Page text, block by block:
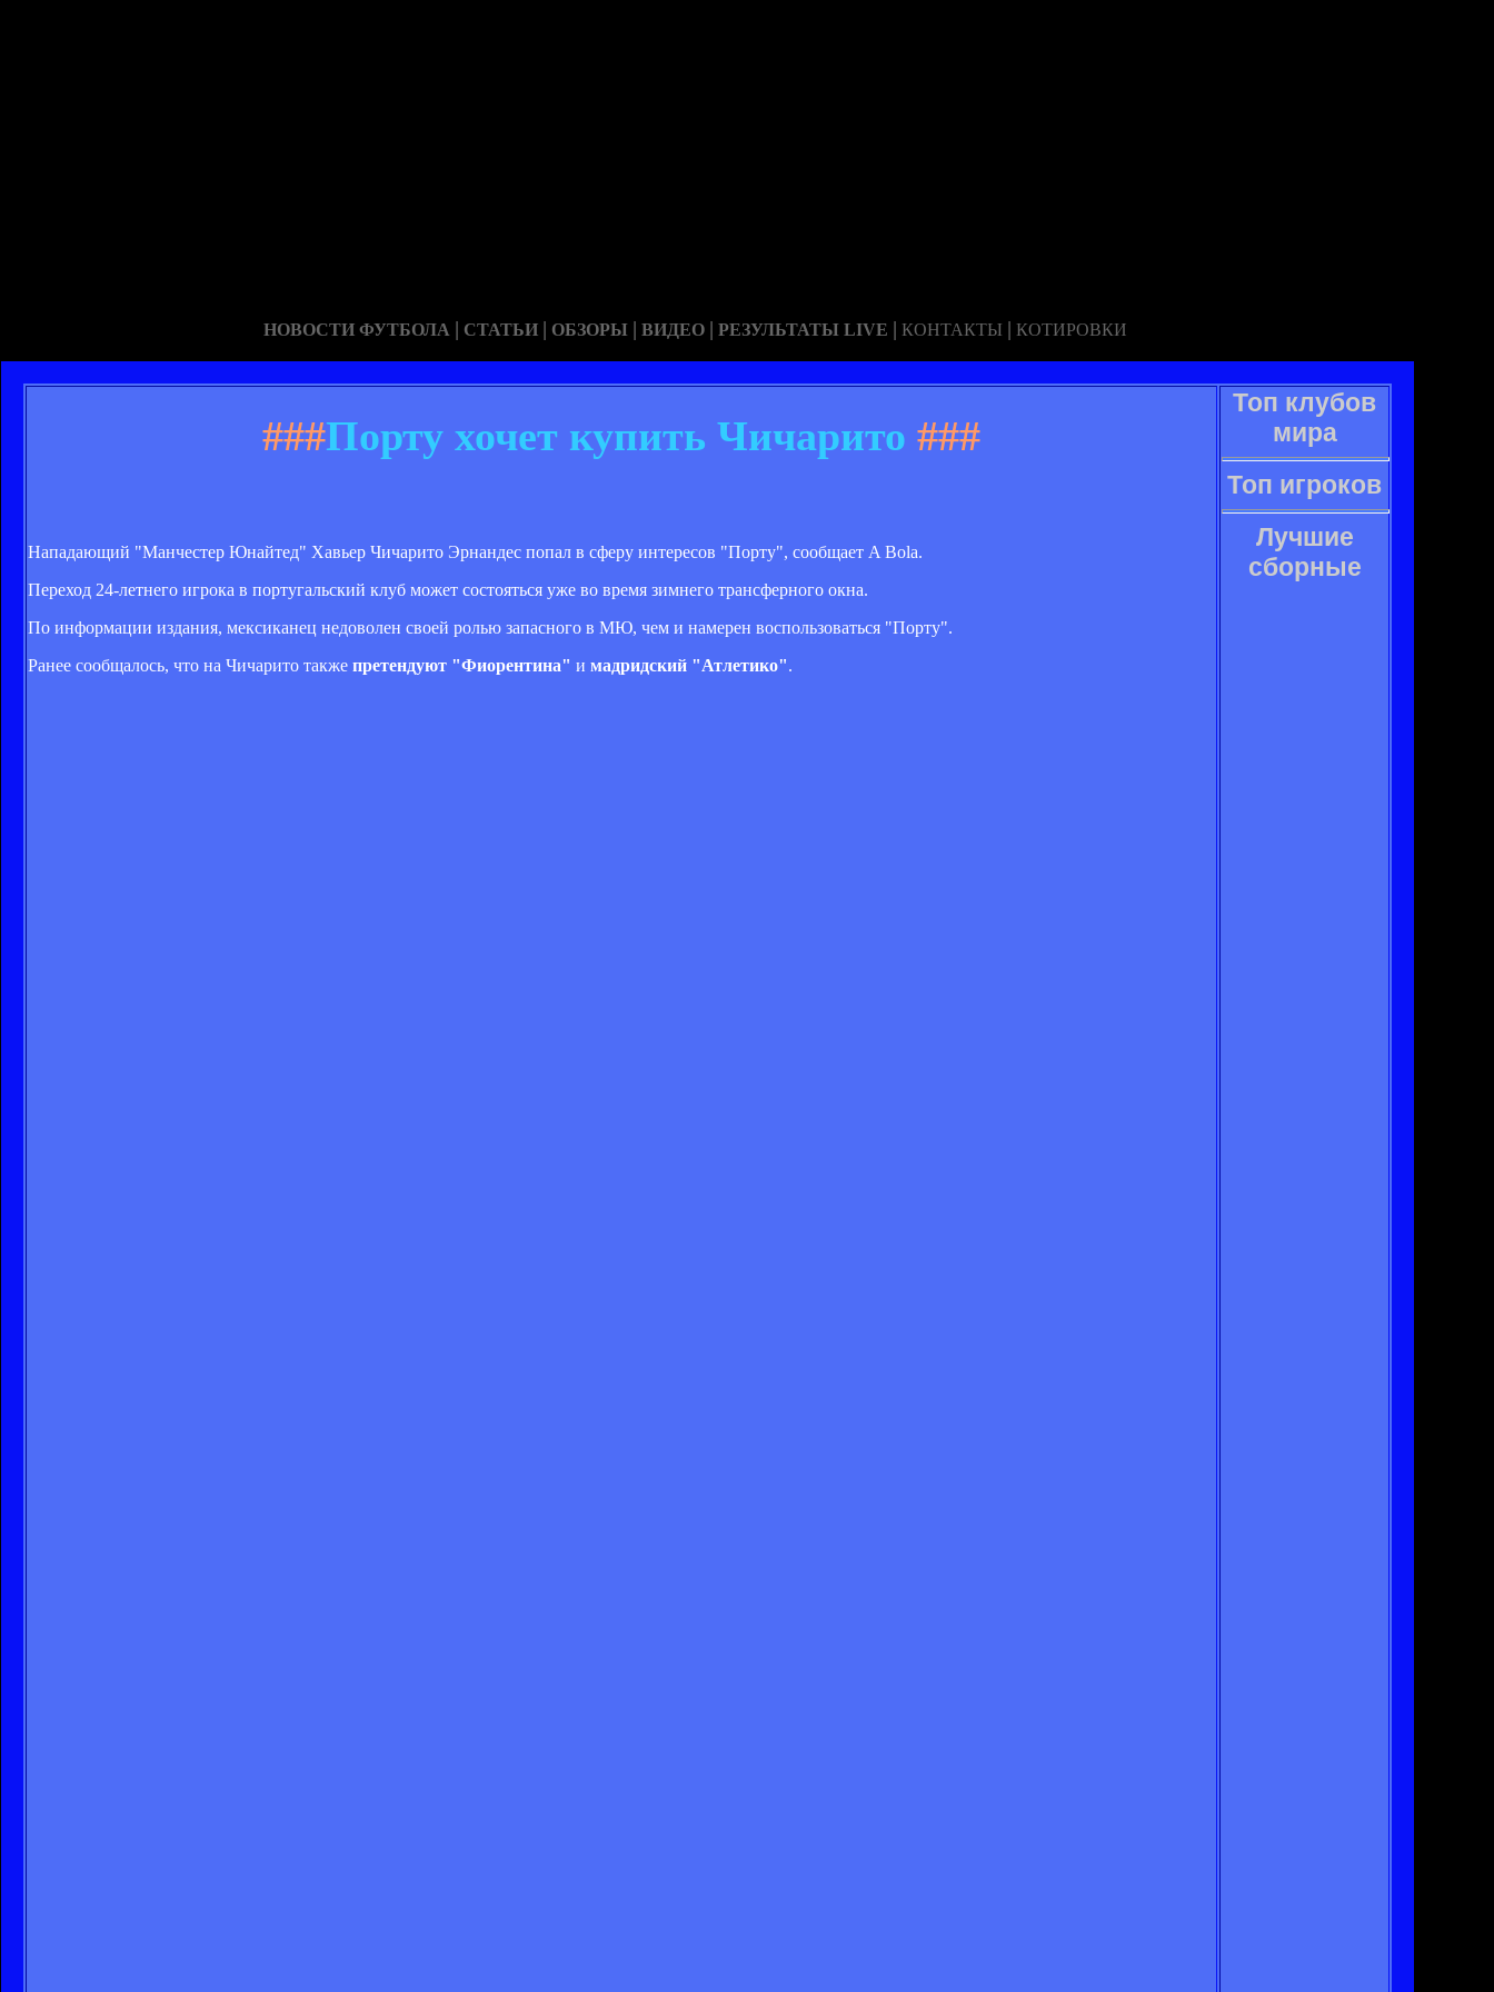
НОВОСТИ ФУТБОЛА | СТАТЬИ | ОБЗОРЫ | ВИДЕО | РЕЗУЛЬТАТЫ LIVE | КОНТАКТЫ | КОТИРОВКИ
###Порту хочет купить Чичарито ###
Нападающий "Манчестер Юнайтед" Хавьер Чичарито Эрнандес попал в сферу интересов "Порту", сообщает A Bola.
Переход 24-летнего игрока в португальский клуб может состояться уже во время зимнего трансферного окна.
По информации издания, мексиканец недоволен своей ролью запасного в МЮ, чем и намерен воспользоваться "Порту".
Ранее сообщалось, что на Чичарито также претендуют "Фиорентина" и мадридский "Атлетико".
Топ клубов
мира
Топ игроков
Лучшие
сборные